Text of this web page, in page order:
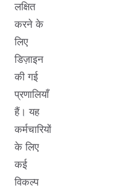
लक्षित
करने के
लिए
डिज़ाइन
की गई
प्रणालियाँ
हैं। यह
कर्मचारियों
के लिए
कई
विकल्प